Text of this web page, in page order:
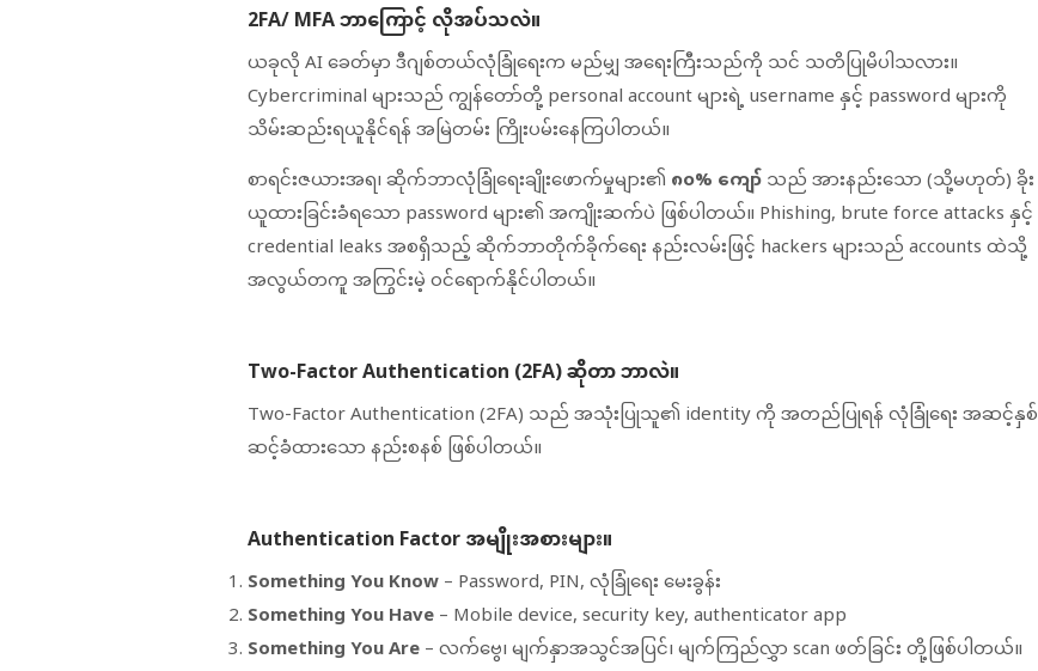
2FA/ MFA ဘာကြောင့် လိုအပ်သလဲ။
ယခုလို AI ခေတ်မှာ ဒီဂျစ်တယ်လုံခြုံရေးက မည်မျှ အရေးကြီးသည်ကို သင် သတိပြုမိပါသလား။
Cybercriminal များသည် ကျွန်တော်တို့ personal account များရဲ့ username နှင့် password များကို
သိမ်းဆည်းရယူနိုင်ရန် အမြဲတမ်း ကြိုးပမ်းနေကြပါတယ်။
စာရင်းဇယားအရ၊ ဆိုက်ဘာလုံခြုံရေးချိုးဖောက်မှုများ၏၈၀% ကျော်သည် အားနည်းသော (သို့မဟုတ်) ခိုး
ယူထားခြင်းခံရသော password များ၏ အကျိုးဆက်ပဲ ဖြစ်ပါတယ်။ Phishing, brute force attacks နှင့်
credential leaks အစရှိသည့် ဆိုက်ဘာတိုက်ခိုက်ရေး နည်းလမ်းဖြင့် hackers များသည် accounts ထဲသို့
အလွယ်တကူ အကြွင်းမဲ့ ဝင်ရောက်နိုင်ပါတယ်။
Two-Factor Authentication (2FA) ဆိုတာ ဘာလဲ။
Two-Factor Authentication (2FA) သည် အသုံးပြုသူ၏ identity ကို အတည်ပြုရန် လုံခြုံရေး အဆင့်နှစ်
ဆင့်ခံထားသော နည်းစနစ် ဖြစ်ပါတယ်။
Authentication Factor အမျိုးအစားများ။
Something You Know– Password, PIN, လုံခြုံရေး မေးခွန်း
Something You Have– Mobile device, security key, authenticator app
Something You Are– လက်ဗွေ၊ မျက်နှာအသွင်အပြင်၊ မျက်ကြည်လွှာ scan ဖတ်ခြင်း တို့ဖြစ်ပါတယ်။